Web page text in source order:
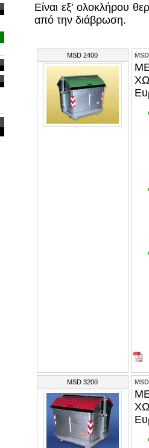
Είναι εξ' ολοκλήρου
από την διάβρωση.
MSD 2400
MSD 3200